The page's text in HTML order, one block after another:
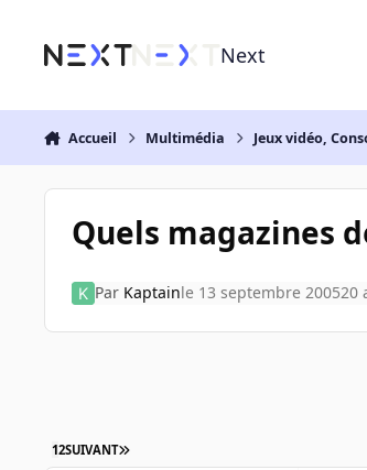
Next
Accueil Multimédia Jeux vidéo,
Quels magazines
Par Kaptainle 13 septembre 200520
12SUIVANT